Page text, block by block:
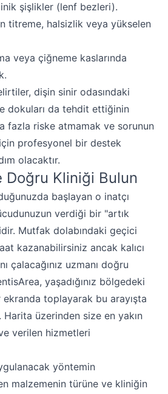
şişlikler (lenf bezleri).
titreme, halsizlik veya yükselen
veya çiğneme kaslarında
dişin sinir odasındaki
dokuları da tehdit ettiğinin
fazla riske atmamak ve sorunun
profesyonel bir destek
olacaktır.
Doğru Kliniği Bulun
başlayan o inatçı
verdiği bir "artık
Mutfak dolabındaki geçici
kazanabilirsiniz ancak kalıcı
çalacağınız uzmanı doğru
yaşadığınız bölgedeki
toplayarak bu arayışta
Harita üzerinden size en yakın
verilen hizmetleri
yöntemin
malzemenin türüne ve kliniğin